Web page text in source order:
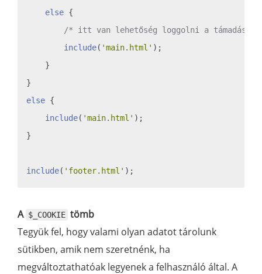
else {
/* itt van lehetőség loggolni a támadási
include( 'main.html' );
    }
else {
include( 'main.html' );
}
include( 'footer.html'
A $_COOKIE tömb
Tegyük fel, hogy valami olyan adatot tárolunk
sütikben, amik nem szeretnénk, ha
megváltoztathatóak legyenek a felhasználó által. A